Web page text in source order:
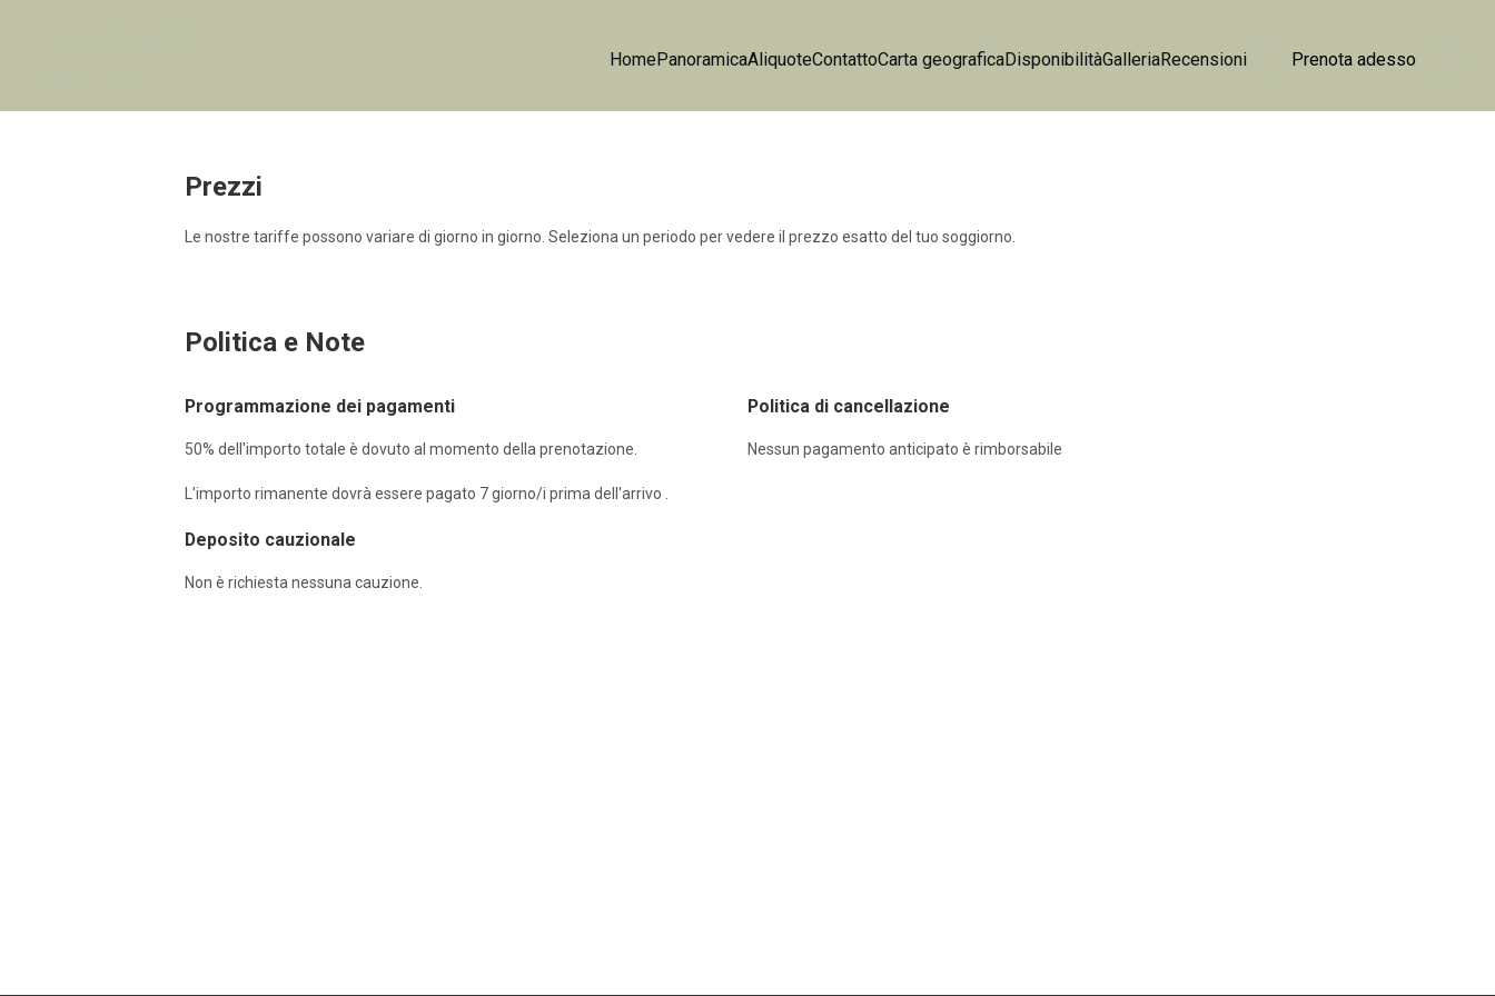
Home PanoramicaAliquoteContattoCarta geograficaDisponibilitàGalleriaRecensioni Prenota adesso
Prezzi
Le nostre tariffe possono variare di giorno in giorno. Seleziona un periodo per vedere il prezzo esatto del tuo soggiorno.
Politica e Note
Programmazione dei pagamenti
50% dell'importo totale è dovuto al momento della prenotazione.
L'importo rimanente dovrà essere pagato 7 giorno/i prima dell'arrivo .
Politica di cancellazione
Nessun pagamento anticipato è rimborsabile
Deposito cauzionale
Non è richiesta nessuna cauzione.